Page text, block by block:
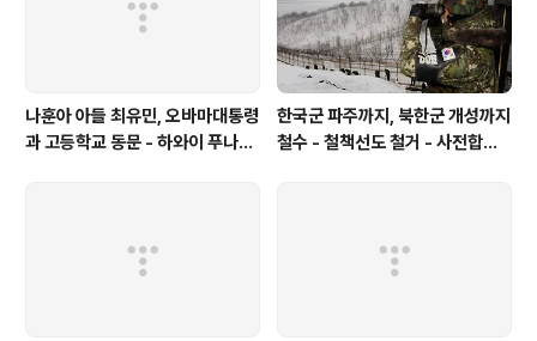
나훈아 아들 최유민, 오바마대통령
과 고등학교 동문 - 하와이 푸나호
한국군 파주까지, 북한군 개성까지
철수 - 철책선도 철거 - 사전합의